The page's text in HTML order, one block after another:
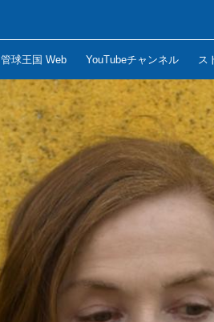
管球王国 Web YouTubeチャンネル ス